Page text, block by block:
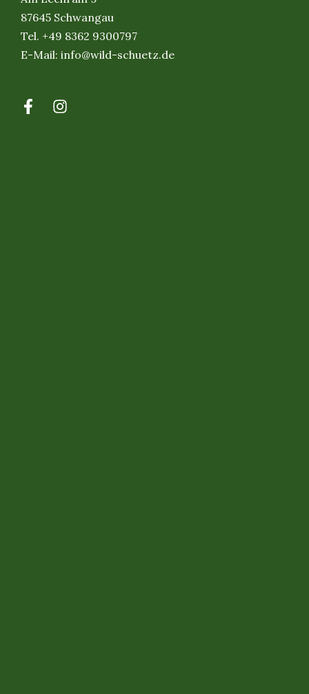
87645 Schwangau
Tel. +49 8362 9300797
E-Mail: info@wild-schuetz.de